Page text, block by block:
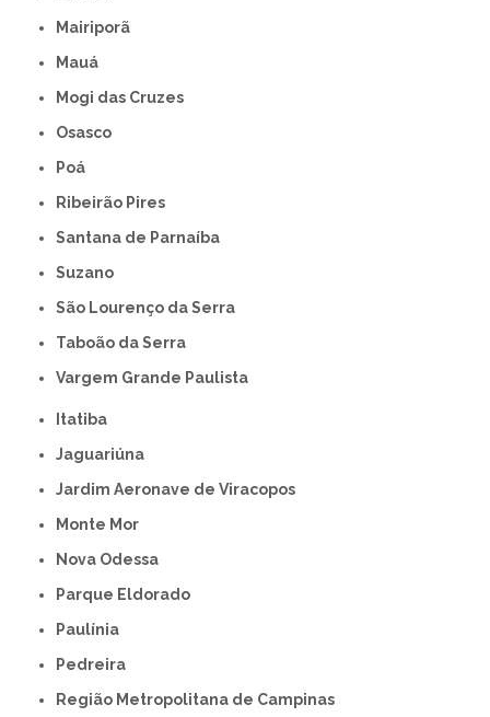
Mairiporã
Mauá
Mogi das Cruzes
Osasco
Poá
Ribeirão Pires
Santana de Parnaíba
Suzano
São Lourenço da Serra
Taboão da Serra
Vargem Grande Paulista
Itatiba
Jaguariúna
Jardim Aeronave de Viracopos
Monte Mor
Nova Odessa
Parque Eldorado
Paulínia
Pedreira
Região Metropolitana de Campinas